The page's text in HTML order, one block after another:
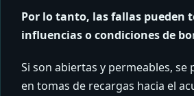
Por lo tanto, las fallas pueden
influencias o condiciones de bo
Si son abiertas y permeables,
en tomas de recargas hacia el